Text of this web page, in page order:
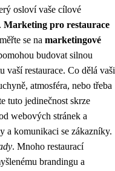
osloví vaše cílové
Marketing pro restaurace
se na marketingové
budovat silnou
restaurace. Co dělá vaši
atmosféra, nebo třeba
tuto jedinečnost skrze
webových stránek a
a komunikaci se zákazníky.
. Mnoho restaurací
brandingu a